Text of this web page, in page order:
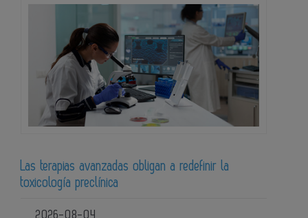
Las terapias avanzadas obligan a redefinir la
toxicología preclínica
2026-08-04